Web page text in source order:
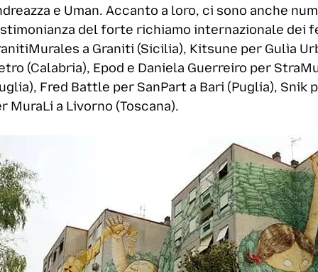
e Uman. Accanto a loro, ci sono anche
del forte richiamo internazionale dei
a Graniti (Sicilia), Kitsune per Gulìa
(Calabria), Epod e Daniela Guerreiro per
Fred Battle per SanPart a Bari (Puglia),
MuraLi a Livorno (Toscana).